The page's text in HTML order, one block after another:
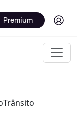
Premium Log in
Trânsito